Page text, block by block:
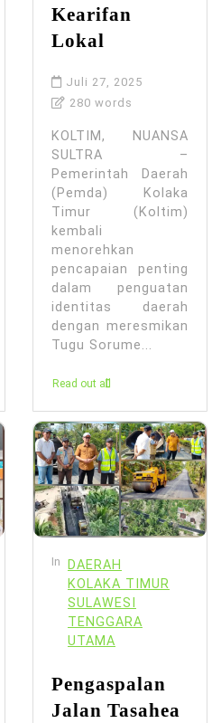
Kearifan
Lokal
Juli 27, 2025
280 words
KOLTIM, NUANSA
SULTRA –
Pemerintah Daerah
(Pemda) Kolaka
Timur (Koltim)
kembali
menorehkan
pencapaian penting
dalam penguatan
identitas daerah
dengan meresmikan
Tugu Sorume...
Read out all
In
DAERAH
KOLAKA TIMUR
SULAWESI
TENGGARA
UTAMA
Pengaspalan
Jalan Tasahea